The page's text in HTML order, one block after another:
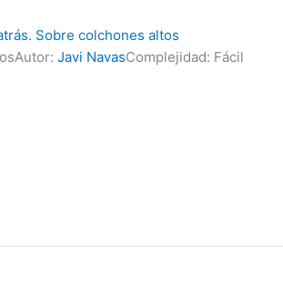
Sobre colchones altos
Autor:Javi NavasComplejidad: Fácil